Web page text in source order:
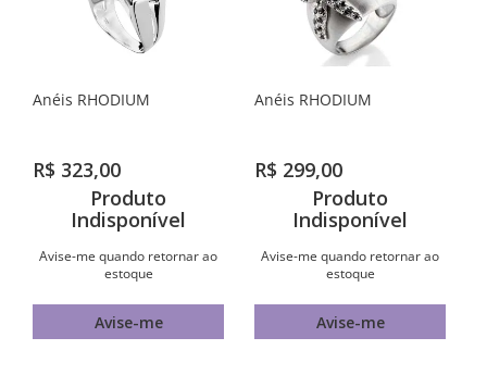
Anéis RHODIUM
R$ 323,00
Produto
Indisponível
Avise-me quando retornar ao
estoque
Avise-me
Anéis RHODIUM
R$ 299,00
Produto
Indisponível
Avise-me quando retornar ao
estoque
Avise-me